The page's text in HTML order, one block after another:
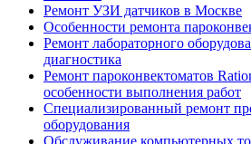
Ремонт УЗИ датчиков в Москве
Особенности ремонта
Ремонт лабораторного
диагностика
Ремонт пароконвектоматов
особенности выполнения работ
Специализированный ремонт
оборудования